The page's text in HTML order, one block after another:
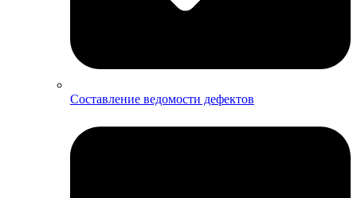
Составление ведомости дефектов